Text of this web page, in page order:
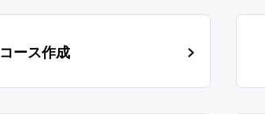
コース作成